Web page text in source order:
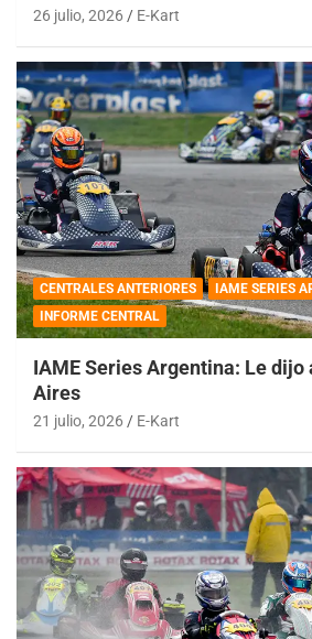
26 julio, 2026 E-Kart
CENTRALES ANTERIORES
IAME SERIES
INFORME CENTRAL
IAME Series Argentina: Le dijo
Aires
21 julio, 2026 E-Kart